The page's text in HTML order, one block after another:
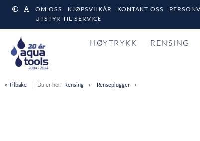
OM OSS KJØPSVILKÅR KONTAKT OSS
UTSTYR TIL SERVICE
HØYTRYKK RENSING
« Tilbake Du er her: Rensing Renseplugger